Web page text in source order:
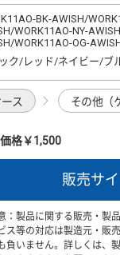
BK-AWISH/
WORK11AO-NY-
WORK11AO-OG-
ク/レッド/ネイビー/ブ
ス その他（
格￥1,500
販売サ
：製品に関する販売・製
ス等の対応は製造元・販
負いません。詳しくは、